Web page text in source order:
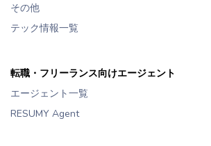
その他
テック情報一覧
転職・フリーランス向けエージェント
エージェント一覧
RESUMY Agent